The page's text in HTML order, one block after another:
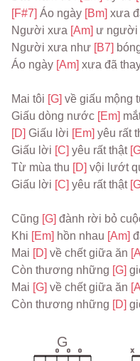
[F#7] Áo ngày [Bm] xưa
Người xưa [Am] ư người
Người xưa như [B7]
Áo ngày [Am] xưa đã
Mai tôi [G] về giấu mộng
Giấu dòng nước [Em]
[D] Giấu lời [Em] yêu rất
Giấu lời [C] yêu rất thật
Từ mùa thu [D] vội lướt
Giấu lời [C] yêu rất thật
Cũng [G] đành rời bỏ
Khi [Em] hồn nhau [Am]
Mai [D] về chết giữa ăn
Còn thương những [G]
Mai [G] về chết giữa ăn
Còn thương những [D]
G
o o o x